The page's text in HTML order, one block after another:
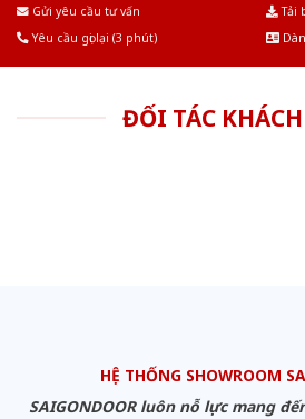
Gửi yêu cầu tư vấn
Tải
Yêu cầu gọi lại (3 phút)
ĐỐI TÁC
HỆ THỐNG SHOWROOM
SAIGONDOOR luôn nỗ lực mang